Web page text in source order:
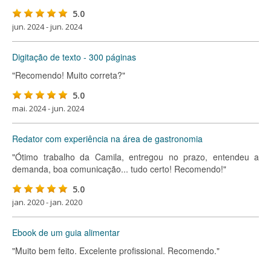
5.0
jun. 2024 - jun. 2024
Digitação de texto - 300 páginas
"Recomendo! Muito correta?"
5.0
mai. 2024 - jun. 2024
Redator com experiência na área de gastronomia
"Ótimo trabalho da Camila, entregou no prazo, entendeu a
demanda, boa comunicação... tudo certo! Recomendo!"
5.0
jan. 2020 - jan. 2020
Ebook de um guia alimentar
"Muito bem feito. Excelente profissional. Recomendo."